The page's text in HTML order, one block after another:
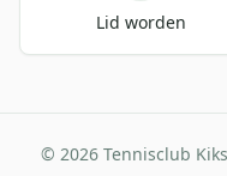
Lid worden
© 2026 Tennisclub